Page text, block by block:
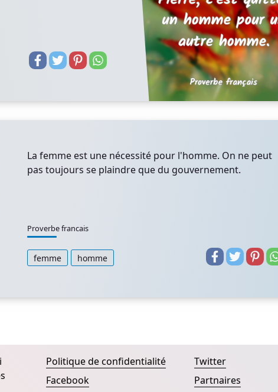
La femme est une nécessité pour l'homme. On ne peut
pas toujours se plaindre que du gouvernement.
Proverbe francais
femme homme
Politique de confidentialité
Facebook
Twitter
Partnaires